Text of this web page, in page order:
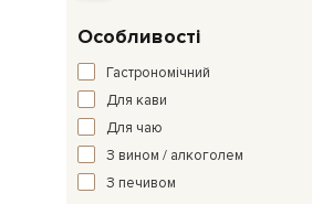
Особливості
Гастрономічний
Для кави
Для чаю
З вином / алкоголем
З печивом